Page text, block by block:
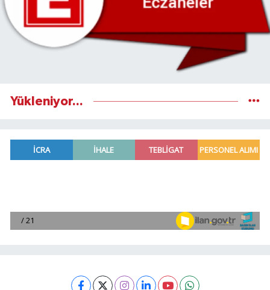
Yükleniyor...